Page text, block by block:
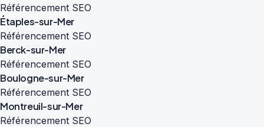
Référencement SEO
Étaples-sur-Mer
Référencement SEO
Berck-sur-Mer
Référencement SEO
Boulogne-sur-Mer
Référencement SEO
Montreuil-sur-Mer
Référencement SEO